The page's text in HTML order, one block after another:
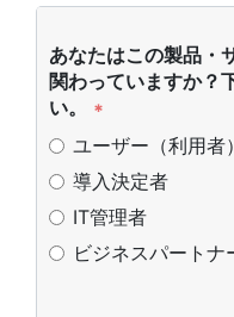
あなたはこの製品・
関わっていますか？
い。
*
ユーザー（利用者）
導入決定者
IT管理者
ビジネスパートナ